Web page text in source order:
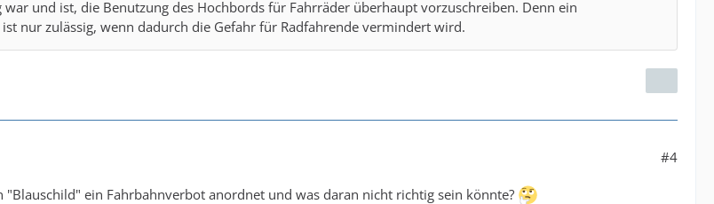
und ist, die Benutzung des Hochbords für Fahrräder überhaupt vorzuschreiben. Denn ein
nur zulässig, wenn dadurch die Gefahr für Radfahrende vermindert wird.
#4
ein Fahrbahnverbot anordnet und was daran nicht richtig sein könnte?